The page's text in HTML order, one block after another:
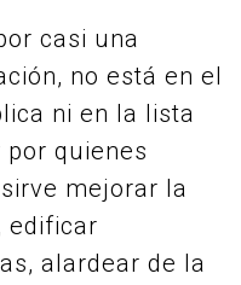
casi una
no está en el
ni en la lista
quienes
mejorar la
edificar
alardear de la